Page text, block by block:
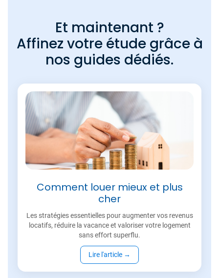
Et maintenant ?
Affinez votre étude grâce à
nos guides dédiés.
Comment louer mieux et plus
cher
Les stratégies essentielles pour augmenter vos revenus
locatifs, réduire la vacance et valoriser votre logement
sans effort superflu.
Lire l'article →